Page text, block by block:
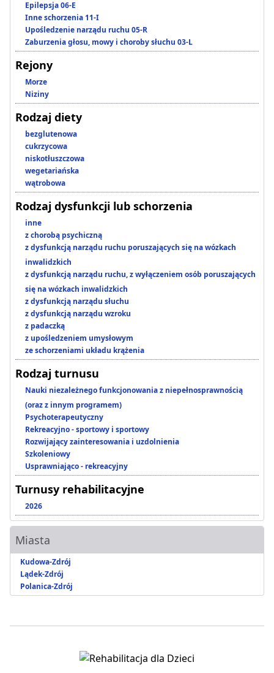
Epilepsja 06-E
Inne schorzenia 11-I
Upośledzenie narządu ruchu 05-R
Zaburzenia głosu, mowy i choroby słuchu 03-L
Rejony
Morze
Niziny
Rodzaj diety
bezglutenowa
cukrzycowa
niskotłuszczowa
wegetariańska
wątrobowa
Rodzaj dysfunkcji lub schorzenia
inne
z chorobą psychiczną
z dysfunkcją narządu ruchu poruszających się na wózkach
inwalidzkich
z dysfunkcją narządu ruchu, z wyłączeniem osób poruszających
się na wózkach inwalidzkich
z dysfunkcją narządu słuchu
z dysfunkcją narządu wzroku
z padaczką
z upośledzeniem umysłowym
ze schorzeniami układu krążenia
Rodzaj turnusu
Nauki niezależnego funkcjonowania z niepełnosprawnością
(oraz z innym programem)
Psychoterapeutyczny
Rekreacyjno - sportowy i sportowy
Rozwijający zainteresowania i uzdolnienia
Szkoleniowy
Usprawniająco - rekreacyjny
Turnusy rehabilitacyjne
2026
Miasta
Kudowa-Zdrój
Lądek-Zdrój
Polanica-Zdrój